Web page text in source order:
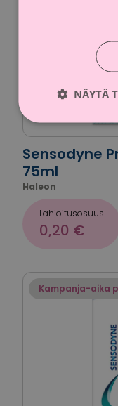
Sensodyne
75ml
Haleon
Lahjoitusosuus
0,20 €
Kampanja-aika
NÄYTÄ